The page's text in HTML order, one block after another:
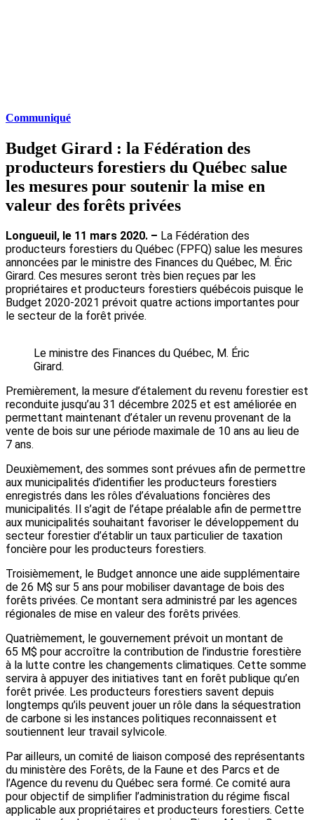
Communiqué
Budget Girard : la Fédération des
producteurs forestiers du Québec salue
les mesures pour soutenir la mise en
valeur des forêts privées
Longueuil, le 11 mars 2020. – La Fédération des
producteurs forestiers du Québec (FPFQ) salue les mesures
annoncées par le ministre des Finances du Québec, M. Éric
Girard. Ces mesures seront très bien reçues par les
propriétaires et producteurs forestiers québécois puisque le
Budget 2020-2021 prévoit quatre actions importantes pour
le secteur de la forêt privée.
Le ministre des Finances du Québec, M. Éric
Girard.
Premièrement, la mesure d’étalement du revenu forestier est
reconduite jusqu’au 31 décembre 2025 et est améliorée en
permettant maintenant d’étaler un revenu provenant de la
vente de bois sur une période maximale de 10 ans au lieu de
7 ans.
Deuxièmement, des sommes sont prévues afin de permettre
aux municipalités d’identifier les producteurs forestiers
enregistrés dans les rôles d’évaluations foncières des
municipalités. Il s’agit de l’étape préalable afin de permettre
aux municipalités souhaitant favoriser le développement du
secteur forestier d’établir un taux particulier de taxation
foncière pour les producteurs forestiers.
Troisièmement, le Budget annonce une aide supplémentaire
de 26 M$ sur 5 ans pour mobiliser davantage de bois des
forêts privées. Ce montant sera administré par les agences
régionales de mise en valeur des forêts privées.
Quatrièmement, le gouvernement prévoit un montant de
65 M$ pour accroître la contribution de l’industrie forestière
à la lutte contre les changements climatiques. Cette somme
servira à appuyer des initiatives tant en forêt publique qu’en
forêt privée. Les producteurs forestiers savent depuis
longtemps qu’ils peuvent jouer un rôle dans la séquestration
de carbone si les instances politiques reconnaissent et
soutiennent leur travail sylvicole.
Par ailleurs, un comité de liaison composé des représentants
du ministère des Forêts, de la Faune et des Parcs et de
l’Agence du revenu du Québec sera formé. Ce comité aura
pour objectif de simplifier l’administration du régime fiscal
applicable aux propriétaires et producteurs forestiers. Cette